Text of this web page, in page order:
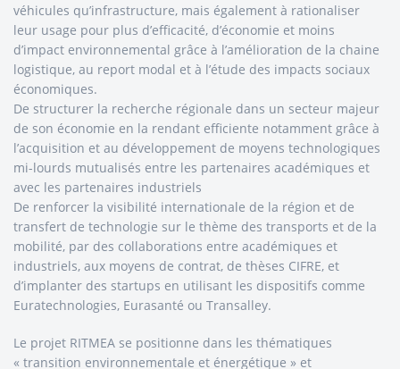
véhicules qu’infrastructure, mais également à rationaliser
leur usage pour plus d’efficacité, d’économie et moins
d’impact environnemental grâce à l’amélioration de la chaine
logistique, au report modal et à l’étude des impacts sociaux
économiques.
De structurer la recherche régionale dans un secteur majeur
de son économie en la rendant efficiente notamment grâce à
l’acquisition et au développement de moyens technologiques
mi-lourds mutualisés entre les partenaires académiques et
avec les partenaires industriels
De renforcer la visibilité internationale de la région et de
transfert de technologie sur le thème des transports et de la
mobilité, par des collaborations entre académiques et
industriels, aux moyens de contrat, de thèses CIFRE, et
d’implanter des startups en utilisant les dispositifs comme
Euratechnologies, Eurasanté ou Transalley.
Le projet RITMEA se positionne dans les thématiques
« transition environnementale et énergétique » et